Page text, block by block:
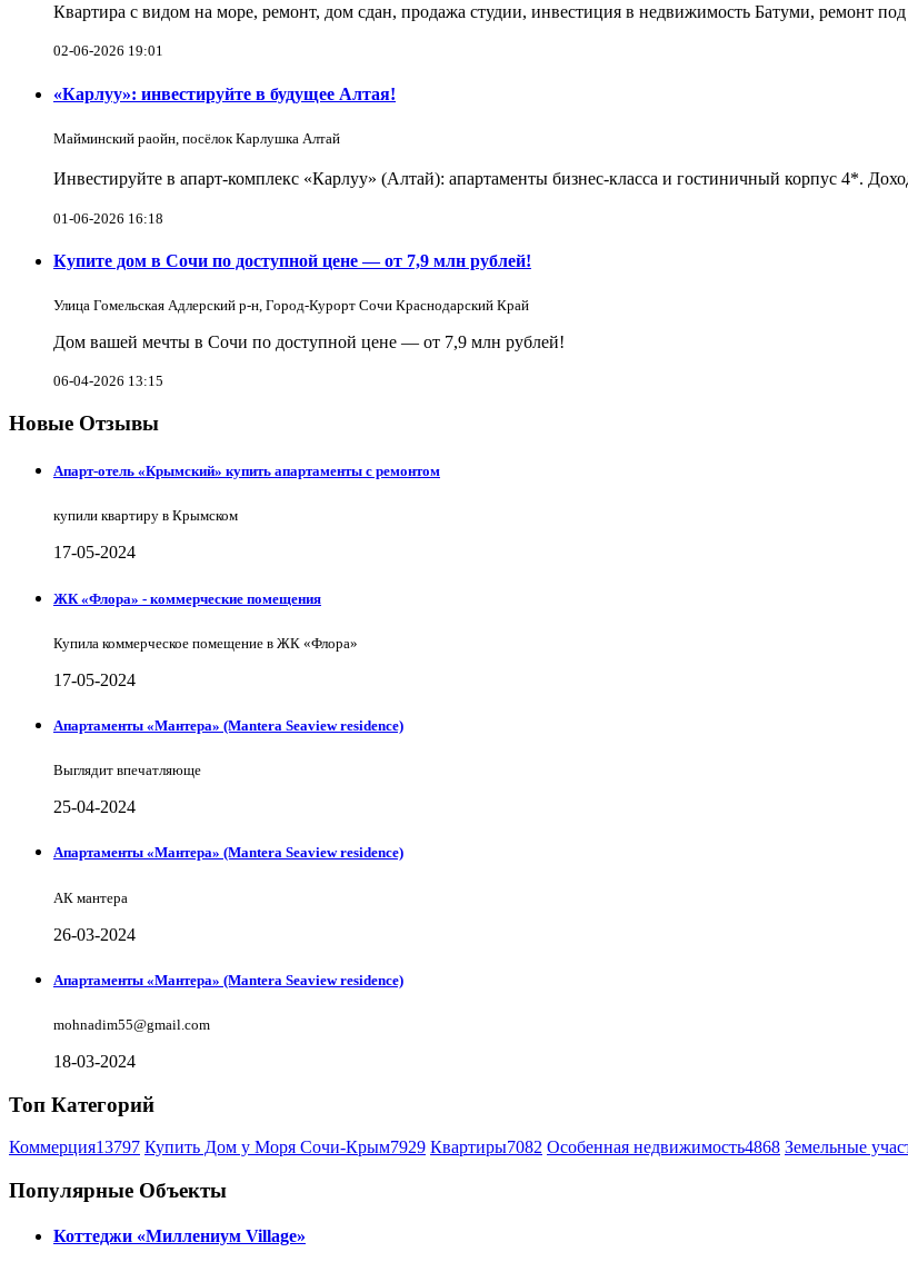
Квартира с видом на море, ремонт, дом сдан, продажа студии, инвестиция в недвижимость Батуми, ремонт
02-06-2026 19:01
«Карлуу»: инвестируйте в будущее Алтая!
Майминский раойн, посёлок Карлушка Алтай
Инвестируйте в апарт-комплекс «Карлуу» (Алтай): апартаменты бизнес-класса и гостиничный корпус 4*.
01-06-2026 16:18
Купите дом в Сочи по доступной цене — от 7,9 млн рублей!
Улица Гомельская Адлерский р-н, Город-Курорт Сочи Краснодарский Край
Дом вашей мечты в Сочи по доступной цене — от 7,9 млн рублей!
06-04-2026 13:15
Новые Отзывы
Апарт-отель «Крымский» купить апартаменты с ремонтом
купили квартиру в Крымском
17-05-2024
ЖК «Флора» - коммерческие помещения
Купила коммерческое помещение в ЖК «Флора»
17-05-2024
Апартаменты «Мантера» (Mantera Seaview rеsidence)
Выглядит впечатляюще
25-04-2024
Апартаменты «Мантера» (Mantera Seaview rеsidence)
АК мантера
26-03-2024
Апартаменты «Мантера» (Mantera Seaview rеsidence)
mohnadim55@gmail.com
18-03-2024
Топ Категорий
Коммерция13797 Купить Дом у Моря Сочи-Крым7929 Квартиры7082 Особенная недвижимость4868 Земельные
Популярные Объекты
Коттеджи «Миллениум Village»